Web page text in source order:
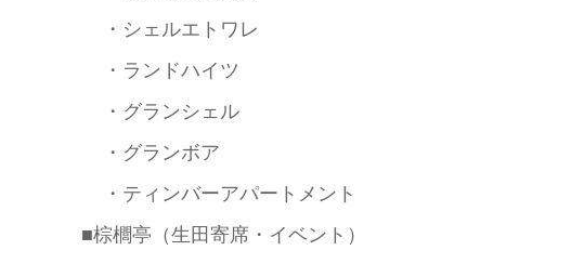
・シェルエトワレ
・ランドハイツ
・グランシェル
・グランボア
・ティンバーアパートメント
■棕櫚亭（生田寄席・イベント）